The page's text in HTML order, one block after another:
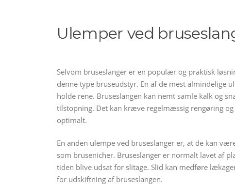
Ulemper ved
Selvom bruseslanger er en populær og praktisk
denne type bruseudstyr. En af de mest almindelige
holde rene. Bruseslangen kan nemt samle kalk og
tilstopning. Det kan kræve regelmæssig rengøring
optimalt.
En anden ulempe ved bruseslanger er, at de kan
som brusenicher. Bruseslanger er normalt lavet af
tiden blive udsat for slitage. Slid kan medføre
for udskiftning af bruseslangen.